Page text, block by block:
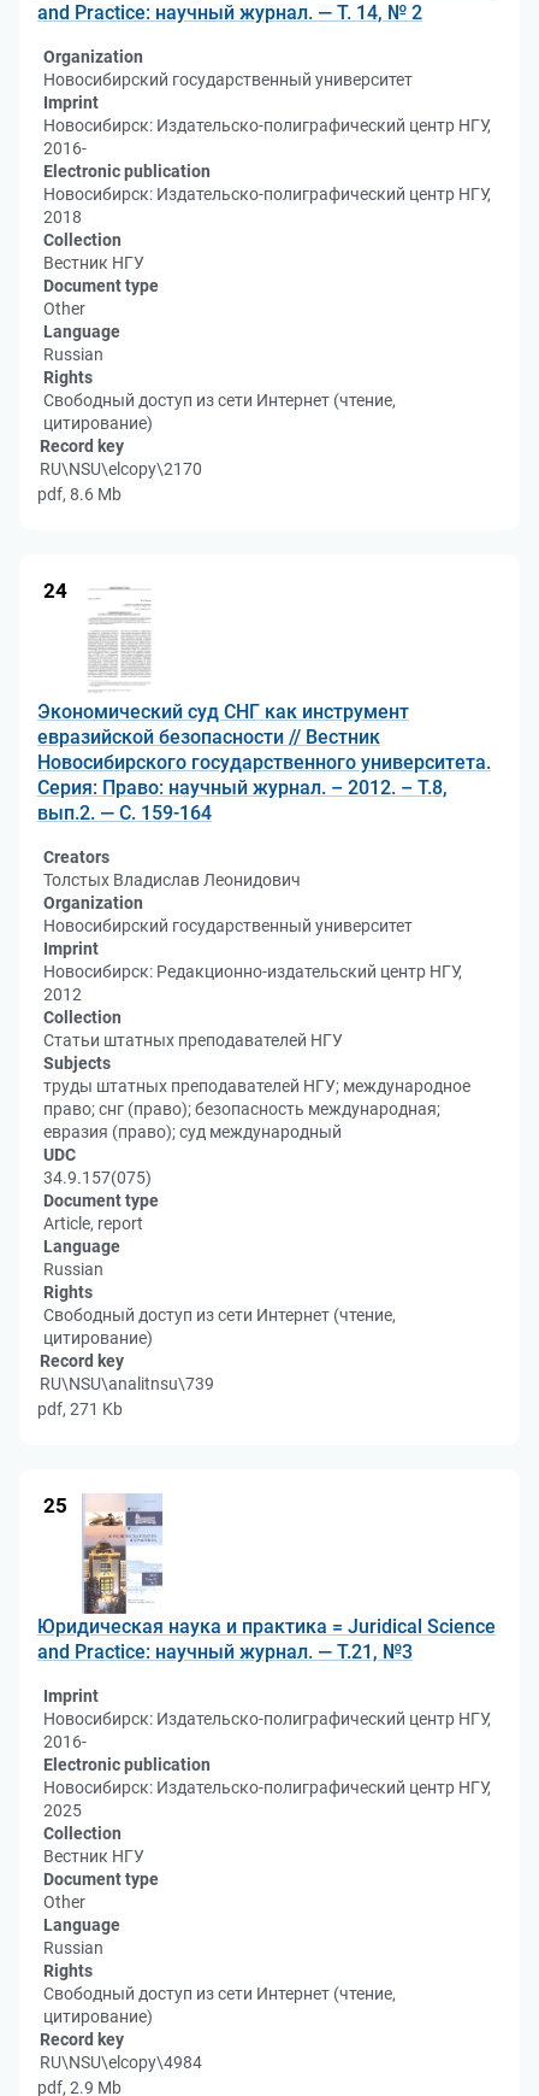
and Practice: научный журнал. — Т. 14, № 2
Organization
Новосибирский государственный университет
Imprint
Новосибирск: Издательско-полиграфический центр НГУ,
2016-
Electronic publication
Новосибирск: Издательско-полиграфический центр НГУ,
2018
Collection
Вестник НГУ
Document type
Other
Language
Russian
Rights
Свободный доступ из сети Интернет (чтение,
цитирование)
Record key
RU\NSU\elcopy\2170
pdf, 8.6 Mb
24
Экономический суд СНГ как инструмент
евразийской безопасности // Вестник
Новосибирского государственного университета.
Серия: Право: научный журнал. – 2012. – Т.8,
вып.2. — С. 159-164
Creators
Толстых Владислав Леонидович
Organization
Новосибирский государственный университет
Imprint
Новосибирск: Редакционно-издательский центр НГУ,
2012
Collection
Статьи штатных преподавателей НГУ
Subjects
труды штатных преподавателей НГУ; международное
право; снг (право); безопасность международная;
евразия (право); суд международный
UDC
34.9.157(075)
Document type
Article, report
Language
Russian
Rights
Свободный доступ из сети Интернет (чтение,
цитирование)
Record key
RU\NSU\analitnsu\739
pdf, 271 Kb
25
Юридическая наука и практика = Juridical Science
and Practice: научный журнал. — Т.21, №3
Imprint
Новосибирск: Издательско-полиграфический центр НГУ,
2016-
Electronic publication
Новосибирск: Издательско-полиграфический центр НГУ,
2025
Collection
Вестник НГУ
Document type
Other
Language
Russian
Rights
Свободный доступ из сети Интернет (чтение,
цитирование)
Record key
RU\NSU\elcopy\4984
pdf, 2.9 Mb